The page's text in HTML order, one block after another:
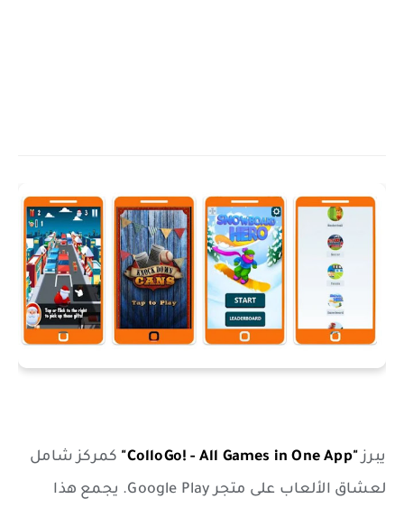
يبرز "ColloGo! - All Games in One App"
كمركز شامل
لعشاق الألعاب على متجر Google Play. يجمع هذا